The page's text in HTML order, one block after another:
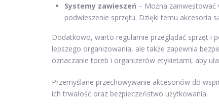
Systemy zawieszeń – Można zainwestować
podwieszenie sprzętu. Dzięki temu akcesoria
Dodatkowo, warto regularnie przeglądać sprzęt i
lepszego organizowania, ale także zapewnia
oznaczanie toreb i organizerów etykietami, aby
Przemyślane przechowywanie akcesoriów do
ich trwałość oraz bezpieczeństwo użytkowania.